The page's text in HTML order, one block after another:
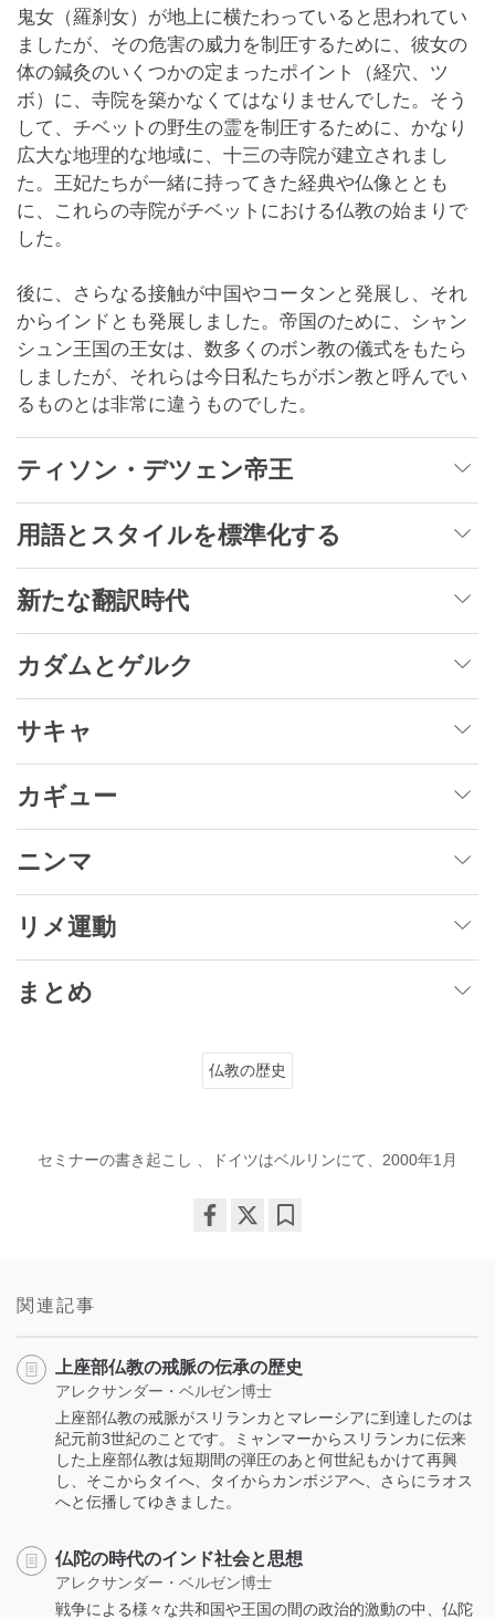
鬼女（羅刹女）が地上に横たわっていると思われてい
ましたが、その危害の威力を制圧するために、彼女の
体の鍼灸のいくつかの定まったポイント（経穴、ツ
ボ）に、寺院を築かなくてはなりませんでした。そう
して、チベットの野生の霊を制圧するために、かなり
広大な地理的な地域に、十三の寺院が建立されまし
た。王妃たちが一緒に持ってきた経典や仏像ととも
に、これらの寺院がチベットにおける仏教の始まりで
した。
後に、さらなる接触が中国やコータンと発展し、それ
からインドとも発展しました。帝国のために、シャン
シュン王国の王女は、数多くのボン教の儀式をもたら
しましたが、それらは今日私たちがボン教と呼んでい
るものとは非常に違うものでした。
ティソン・デツェン帝王
用語とスタイルを標準化する
新たな翻訳時代
カダムとゲルク
サキャ
カギュー
ニンマ
リメ運動
まとめ
仏教の歴史
セミナーの書き起こし 、ドイツはベルリンにて、2000年1月
関連記事
上座部仏教の戒脈の伝承の歴史
アレクサンダー・ベルゼン博士
上座部仏教の戒脈がスリランカとマレーシアに到達したのは
紀元前3世紀のことです。ミャンマーからスリランカに伝来
した上座部仏教は短期間の弾圧のあと何世紀もかけて再興
し、そこからタイへ、タイからカンボジアへ、さらにラオス
へと伝播してゆきました。
仏陀の時代のインド社会と思想
アレクサンダー・ベルゼン博士
戦争による様々な共和国や王国の間の政治的激動の中、仏陀